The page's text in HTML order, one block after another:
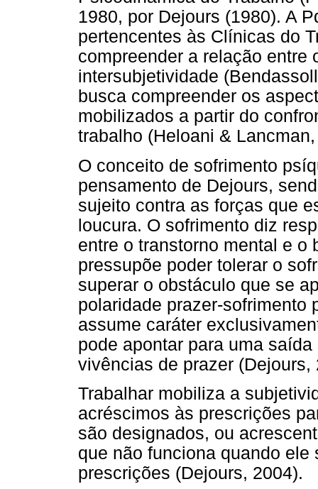
1980, por Dejours (1980). A
pertencentes às Clínicas do
compreender a relação entre
intersubjetividade
busca compreender os
mobilizados a partir do
trabalho (Heloani &
O conceito de sofrimento
pensamento de Dejours,
sujeito contra as forças que
loucura. O sofrimento diz
entre o transtorno mental e o
pressupõe poder tolerar o
superar o obstáculo que se
polaridade prazer-sofrimento
assume caráter
pode apontar para uma
vivências de prazer (Dejours,
Trabalhar mobiliza a
acréscimos às prescrições
são designados, ou
que não funciona quando
prescrições (Dejours, 2004).